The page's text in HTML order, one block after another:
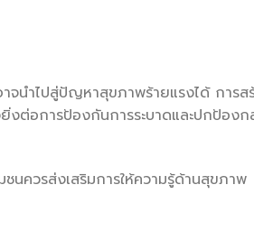
จนำไปสู่ปัญหาสุขภาพร้ายแรงได้ การส
งต่อการป้องกันการระบาดและปกป้อง
ควรส่งเสริมการให้ความรู้ด้านสุขภาพ